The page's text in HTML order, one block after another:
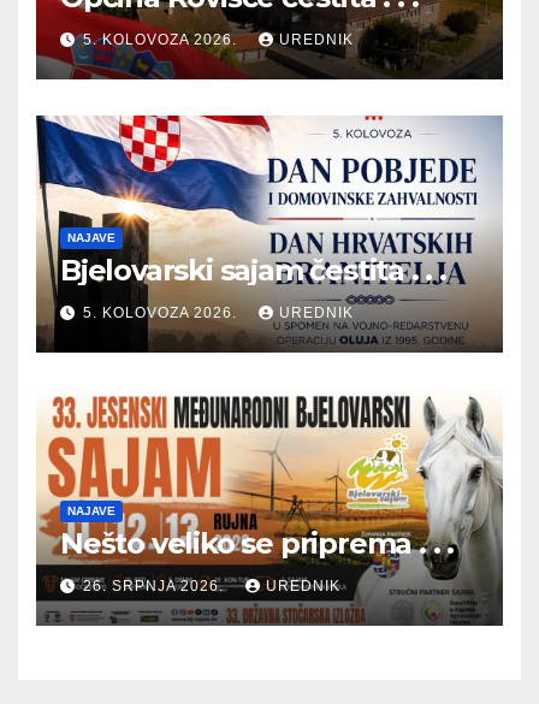
5. KOLOVOZA 2026. UREDNIK
NAJAVE
Bjelovarski sajam čestita . . .
5. KOLOVOZA 2026. UREDNIK
NAJAVE
Nešto veliko se priprema . . .
26. SRPNJA 2026. UREDNIK